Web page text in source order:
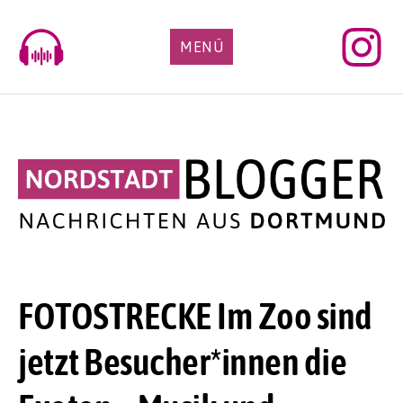
content
MENÜ
FOTOSTRECKE Im Zoo sind
jetzt Besucher*innen die